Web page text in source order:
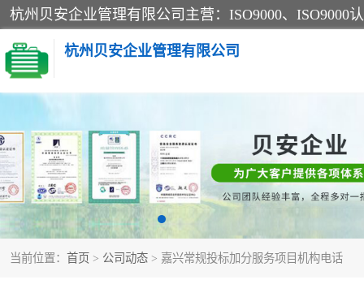
杭州贝安企业管理有限公司
当前位置： 首页 > 公司动态 > 嘉兴常规投标加分服务项目机构电话
CE认证
SA认证
OHSAS18001认证
45001认证